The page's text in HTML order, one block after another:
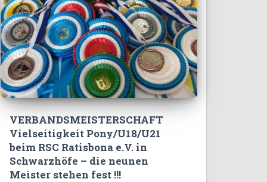
VERBANDSMEISTERSCHAFT
Vielseitigkeit Pony/U18/U21
beim RSC Ratisbona e.V. in
Schwarzhöfe – die neunen
Meister stehen fest !!!